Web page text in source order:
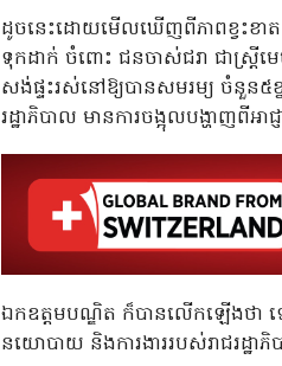
ដូចនេះដោយមើលឃើញពីភាពខ្វះខាត
ទុកដាក់ ចំពោះ ជនចាស់ជរា ជាស្ត្រីម
សង់ផ្ទះរស់នៅឱ្យបានសមរម្យ ចំនួន៥
រដ្ឋាភិបាល មានការចង្អុលបង្ហាញពីអាជ្
ឯកឧត្តមបណ្ឌិត ក៏បានលើកឡើងថា ទោ
នយោបាយ និងការងាររបស់រាជរដ្ឋាភិ